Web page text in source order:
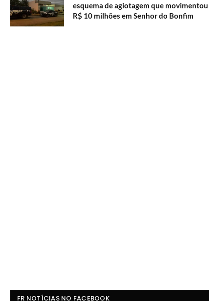
esquema de agiotagem que movimentou
R$ 10 milhões em Senhor do Bonfim
FR NOTÍCIAS NO FACEBOOK